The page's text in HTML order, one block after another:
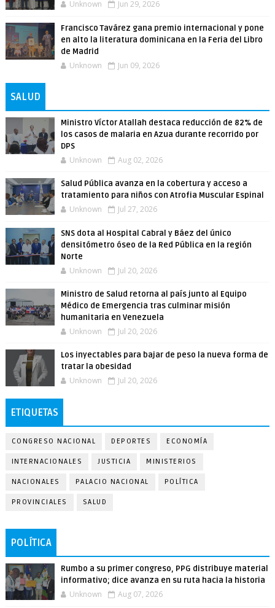
Unknown Jun 29, 2026
Francisco Tavárez gana premio internacional y pone
en alto la literatura dominicana en la Feria del Libro
de Madrid
Unknown Jun 09, 2026
SALUD
Ministro Víctor Atallah destaca reducción de 82% de
los casos de malaria en Azua durante recorrido por
DPS
Unknown Aug 02, 2026
Salud Pública avanza en la cobertura y acceso a
tratamiento para niños con Atrofia Muscular Espinal
Unknown Jul 27, 2026
SNS dota al Hospital Cabral y Báez del único
densitómetro óseo de la Red Pública en la región
Norte
Unknown Jul 20, 2026
Ministro de Salud retorna al país junto al Equipo
Médico de Emergencia tras culminar misión
humanitaria en Venezuela
Unknown Jul 20, 2026
Los inyectables para bajar de peso la nueva forma de
tratar la obesidad
Unknown Jul 20, 2026
ETIQUETAS
CONGRESO NACIONAL DEPORTES ECONOMÍA
INTERNACIONALES JUSTICIA MINISTERIOS
NACIONALES PALACIO NACIONAL POLÍTICA
PROVINCIALES SALUD
POLÍTICA
Rumbo a su primer congreso, PPG distribuye material
informativo; dice avanza en su ruta hacia la historia
Unknown Aug 07, 2026